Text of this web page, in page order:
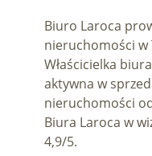
Biuro Laroca
nieruchomości
Właścicielka
aktywna w
nieruchomości
Biura Laroca w
4,9/5.